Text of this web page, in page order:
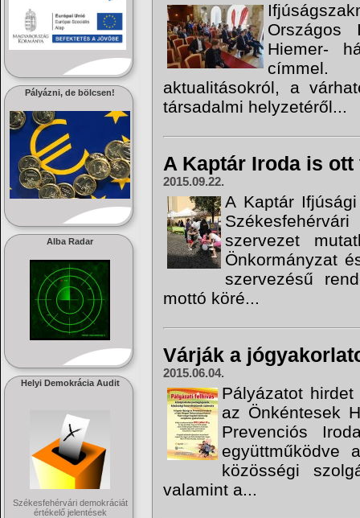
Pályázni, de bölcsen!
Alba Radar
Helyi Demokrácia Audit
Székesfehérvári demokráciát
értékelő jelentések
Országos
Hiemer-
címmel.
aktualitásokról, a
társadalmi helyzetéről...
A Kaptár Iroda is
2015.09.22.
A Kaptár
szervezet
Önkormányzat
szervezésű
mottó köré...
Várják a
2015.06.04.
Pályázatot
az Önkéntesek
Prevenciós
együttműködve
közösségi
valamint a...